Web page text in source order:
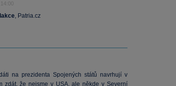
, Patria.cz
na prezidenta Spojených států navrhují v
zdát, že nejsme v USA, ale někde v Severní